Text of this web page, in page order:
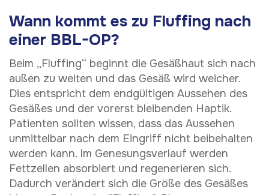
Wann kommt es zu Fluffing nach
einer BBL-OP?
Beim „Fluffing“ beginnt die Gesäßhaut sich nach
außen zu weiten und das Gesäß wird weicher.
Dies entspricht dem endgültigen Aussehen des
Gesäßes und der vorerst bleibenden Haptik.
Patienten sollten wissen, dass das Aussehen
unmittelbar nach dem Eingriff nicht beibehalten
werden kann. Im Genesungsverlauf werden
Fettzellen absorbiert und regenerieren sich.
Dadurch verändert sich die Größe des Gesäßes